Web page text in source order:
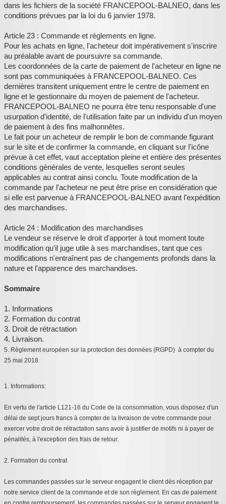
dans les fichiers de la société FRANCEPOOL-BALNEO, dans les
conditions prévues par la loi du 6 janvier 1978.
Article 23 : Commande et règlements en ligne.
Pour les achats en ligne, l'acheteur doit impérativement s'inscrire
au préalable avant de poursuivre sa commande.
Les coordonnées de la carte de paiement de l'acheteur en ligne ne
sont pas communiquées à FRANCEPOOL-BALNEO. Ces
dernières transitent uniquement entre le centre de paiement en
ligne et le gestionnaire du moyen de paiement de l'acheteur.
FRANCEPOOL-BALNEO ne pourra être tenu responsable d'une
usurpation d'identité, de l'utilisation faite par un individu d'un moyen
de paiement à des fins malhonnêtes.
Le fait pour un acheteur de remplir le bon de commande figurant
sur le site et de confirmer la commande, en cliquant sur l'icône
prévue à cet effet, vaut acceptation pleine et entière des présentes
conditions générales de vente, lesquelles seront seules
applicables au contrat ainsi conclu. Toute modification de la
commande par l'acheteur ne peut être prise en considération que
si elle est parvenue à FRANCEPOOL-BALNEO avant l'expédition
des marchandises.
Article 24 : Modification des marchandises
Le vendeur se réserve le droit d'apporter à tout moment toute
modification qu'il juge utile à ses marchandises, tant que ces
modifications n'entraînent pas de changements profonds dans la
nature et l'apparence des marchandises.
Sommaire
1. Informations
2. Formation du contrat
3. Droit de rétractation
4. Livraison.
5. Règlement européen sur la protection des données (RGPD) à compter du
25 mai 2018
1. Informations:
En vertu de l'article L121-16 du Code de la consommation, vous disposez d'un
délai de sept jours francs à compter de la livraison de votre commande pour
exercer votre droit de rétractation sans avoir à justifier de motifs ni à payer de
pénalités, à l'exception des frais de retour.
2. Formation du contrat
Les commandes passées sur le serveur engagent le client dès réception par
notre service client de la commande et de son règlement. En cas de paiement